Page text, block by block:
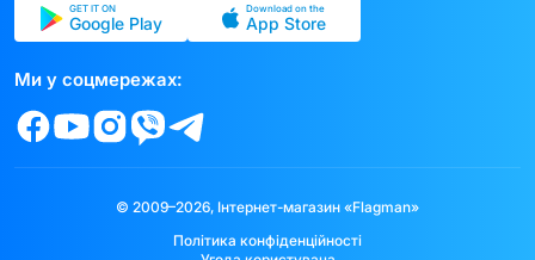
GET IT ON
Google Play
Download on the
App Store
Ми у соцмережах:
© 2009–2026, Інтернет-магазин «Flagman»
Політика конфіденційності